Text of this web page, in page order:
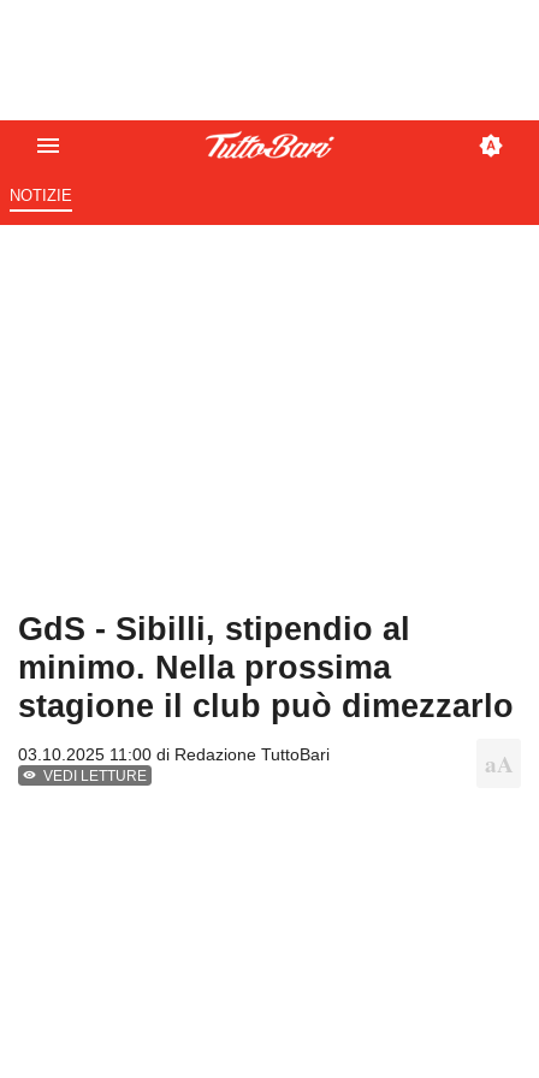
NOTIZIE
GdS - Sibilli, stipendio al
minimo. Nella prossima
stagione il club può dimezzarlo
03.10.2025 11:00 di Redazione TuttoBari
VEDI LETTURE